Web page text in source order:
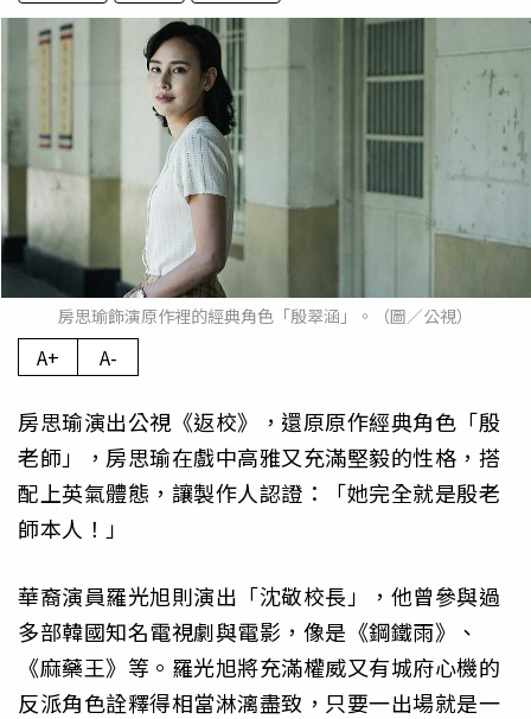
房思瑜飾演原作裡的經典角色「殷翠涵」。（圖／公視）
A+ A-
房思瑜演出公視《返校》，還原原作經典角色「殷
老師」，房思瑜在戲中高雅又充滿堅毅的性格，搭
配上英氣體態，讓製作人認證：「她完全就是殷老
師本人！」
華裔演員羅光旭則演出「沈敬校長」，他曾參與過
多部韓國知名電視劇與電影，像是《鋼鐵雨》、
《麻藥王》等。羅光旭將充滿權威又有城府心機的
反派角色詮釋得相當淋漓盡致，只要一出場就是一